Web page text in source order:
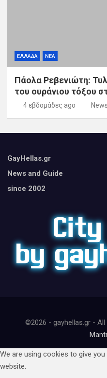
ΕΛΛΑΔΑ ΝΕΑ
Πάολα Ρεβενιώτη:
του ουράνιου τόξου
4 εβδομάδες ago
GayHellas.gr
News and Guide
since 2002
©2026 - gayhellas.gr -
We are using cookies to give
website.